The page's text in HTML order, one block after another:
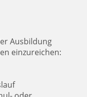
Ausbildung
einzureichen: